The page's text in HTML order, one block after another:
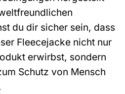
du dir sicher sein, dass
Fleecejacke nicht nur
erwirbst, sondern
Schutz von Mensch